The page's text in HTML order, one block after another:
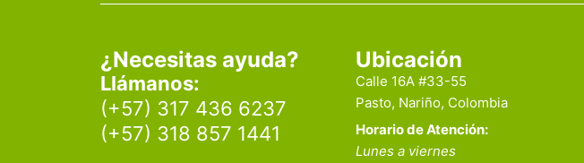
¿Necesitas ayuda?
Llámanos:
(+57) 317 436 6237
(+57) 318 857 1441
Ubicación
Calle 16A #33-55
Pasto, Nariño, Colombia
Horario de Atención:
Lunes a viernes